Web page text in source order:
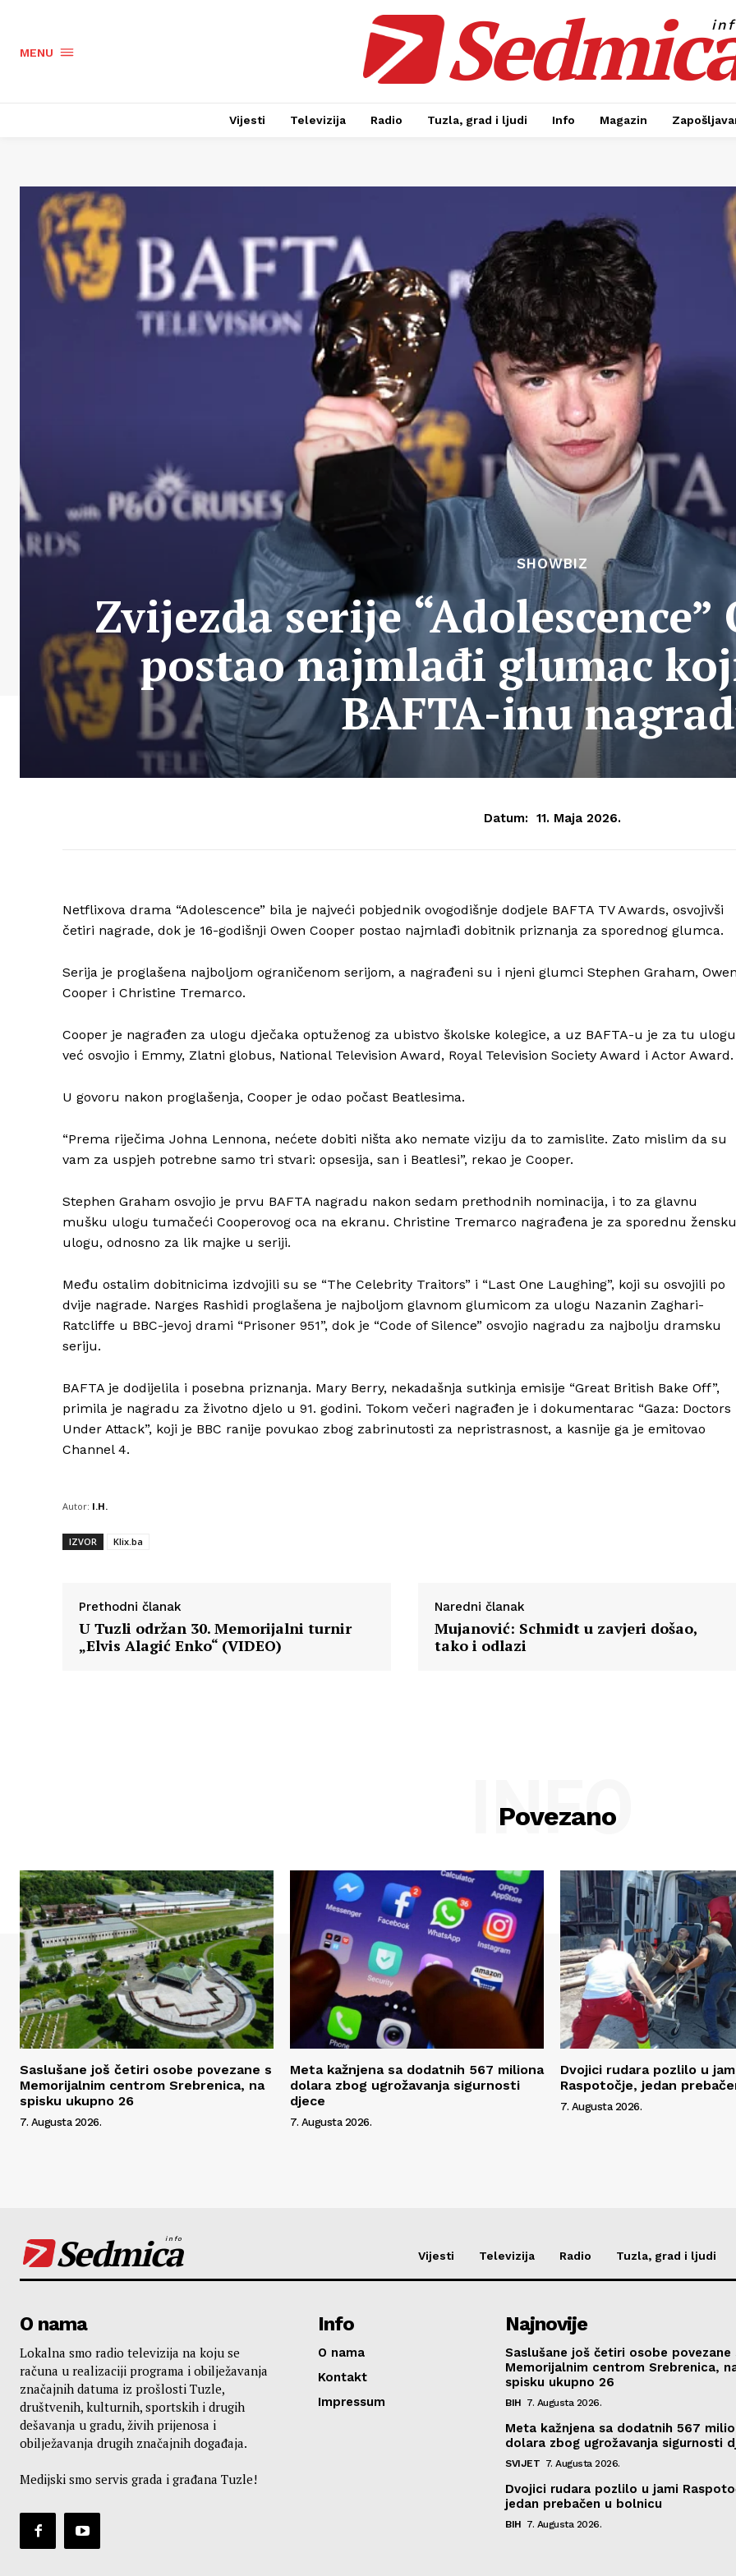
O nama
Kontakt
MENU
Vijesti Televizija Radio Tuzla, grad i ljudi Info Magazin
SHOWBIZ
Zvijezda serije “Adolescence”
postao najmlađi glumac
BAFTA-inu
Datum: 11. Maja 2026.
Netflixova drama “Adolescence” bila je najveći pobjednik ovogodišnje dodjele BAFTA TV Awards, osvojivši
četiri nagrade, dok je 16-godišnji Owen Cooper postao najmlađi dobitnik priznanja za sporednog glumca.
Serija je proglašena najboljom ograničenom serijom, a nagrađeni su i njeni glumci Stephen Graham,
Cooper i Christine Tremarco.
Cooper je nagrađen za ulogu dječaka optuženog za ubistvo školske kolegice, a uz BAFTA-u je za tu ulogu
već osvojio i Emmy, Zlatni globus, National Television Award, Royal Television Society Award i Actor Award.
U govoru nakon proglašenja, Cooper je odao počast Beatlesima.
“Prema riječima Johna Lennona, nećete dobiti ništa ako nemate viziju da to zamislite. Zato mislim da su
vam za uspjeh potrebne samo tri stvari: opsesija, san i Beatlesi”, rekao je Cooper.
Stephen Graham osvojio je prvu BAFTA nagradu nakon sedam prethodnih nominacija, i to za glavnu
mušku ulogu tumačeći Cooperovog oca na ekranu. Christine Tremarco nagrađena je za sporednu žensku
ulogu, odnosno za lik majke u seriji.
Među ostalim dobitnicima izdvojili su se “The Celebrity Traitors” i “Last One Laughing”, koji su osvojili po
dvije nagrade. Narges Rashidi proglašena je najboljom glavnom glumicom za ulogu Nazanin Zaghari-
Ratcliffe u BBC-jevoj drami “Prisoner 951”, dok je “Code of Silence” osvojio nagradu za najbolju dramsku
seriju.
BAFTA je dodijelila i posebna priznanja. Mary Berry, nekadašnja sutkinja emisije “Great British Bake Off”,
primila je nagradu za životno djelo u 91. godini. Tokom večeri nagrađen je i dokumentarac “Gaza: Doctors
Under Attack”, koji je BBC ranije povukao zbog zabrinutosti za nepristrasnost, a kasnije ga je emitovao
Channel 4.
Autor: I.H.
IZVOR Klix.ba
Prethodni članak
U Tuzli održan 30. Memorijalni turnir
„Elvis Alagić Enko“ (VIDEO)
Naredni članak
Mujanović: Schmidt u zavjeri došao,
tako i odlazi
Povezano
INFO
Saslušane još četiri osobe povezane s
Memorijalnim centrom Srebrenica, na
spisku ukupno 26
7. Augusta 2026.
Meta kažnjena sa dodatnih 567 miliona
dolara zbog ugrožavanja sigurnosti
djece
7. Augusta 2026.
Dvojici rudara pozlilo u
Raspotočje, jedan
7. Augusta 2026.
Sedmica
info
Vijesti Televizija Radio Tuzla, grad i ljudi
O nama
Lokalna smo radio televizija na koju se
računa u realizaciji programa i obilježavanja
značajnih datuma iz prošlosti Tuzle,
društvenih, kulturnih, sportskih i drugih
dešavanja u gradu, živih prijenosa i
obilježavanja drugih značajnih događaja.
Medijski smo servis grada i građana Tuzle!
Info
O nama
Kontakt
Impressum
Najnovije
Saslušane još četiri osobe povezane
Memorijalnim centrom Srebrenica,
spisku ukupno 26
BIH 7. Augusta 2026.
Meta kažnjena sa dodatnih 567
dolara zbog ugrožavanja sigurnosti
SVIJET 7. Augusta 2026.
Dvojici rudara pozlilo u jami
jedan prebačen u bolnicu
BIH 7. Augusta 2026.